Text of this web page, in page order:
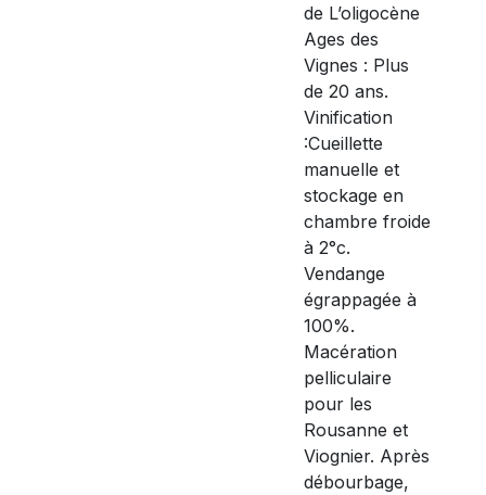
de L’oligocène
Ages des
Vignes : Plus
de 20 ans.
Vinification
:Cueillette
manuelle et
stockage en
chambre froide
à 2°c.
Vendange
égrappagée à
100%.
Macération
pelliculaire
pour les
Rousanne et
Viognier. Après
débourbage,